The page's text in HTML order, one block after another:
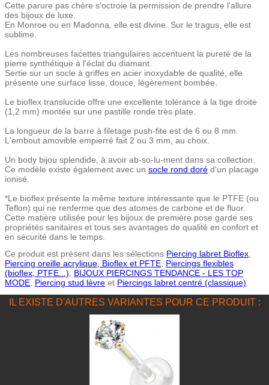
Cette parure pas chère s'octroie la permission de prendre l'allure
des bijoux de luxe.
En Monroe ou en Madonna, elle est divine. Sur le tragus, elle est
sublime.
Les nombreuses facettes triangulaires accentuent la pureté de la
pierre synthétique à l'éclat du diamant.
Sertie sur un socle à griffes en acier inoxydable de qualité, elle
présente une surface lisse, douce, légèrement bombée.
Le bioflex translucide offre une excellente tolérance à la tige droite
(1,2 mm) montée sur une pastille ronde très plate.
La longueur de la barre à filetage push-fite est de 6 ou 8 mm.
L'embout amovible empierré fait 2 ou 3 mm, au choix.
Un body bijou splendide, à avoir ab-so-lu-ment dans sa collection.
Ce modèle existe également avec un socle rond doré d'un placage
ionisé.
*Le bioflex présente la même texture intéressante que le PTFE (ou
Teflon) qui ne renferme que des atomes de carbone et de fluor.
Cette matière utilisée pour les bijoux de première pose garde ses
propriétés sanitaires et tous ses avantages de qualité en confort et
en sécurité dans le temps.
Ce produit est présent dans les sélections Piercing labret Bioflex,
Piercing oreille acrylique, Bioflex et PFTE, Piercings flexibles
(bioflex, PTFE...), BIJOUX PIERCINGS TENDANCE - LES TOP
MODE, Piercing stud lèvre et Piercings labret centré (classique).
IL EXISTE D'AUTRES VARIANTES POUR CE PRODUIT :